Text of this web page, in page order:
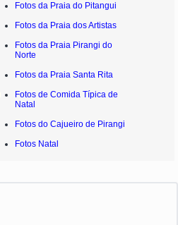
Fotos da Praia do Pitangui
Fotos da Praia dos Artistas
Fotos da Praia Pirangi do
Norte
Fotos da Praia Santa Rita
Fotos de Comida Típica de
Natal
Fotos do Cajueiro de Pirangi
Fotos Natal